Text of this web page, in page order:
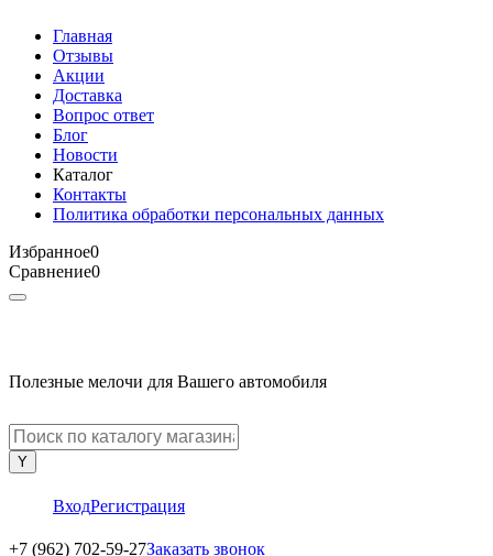
Главная
Отзывы
Акции
Доставка
Вопрос ответ
Блог
Новости
Каталог
Контакты
Политика обработки персональных данных
Избранное0
Сравнение0
Полезные мелочи для Вашего автомобиля
ВходРегистрация
+7 (962) 702-59-27Заказать звонок